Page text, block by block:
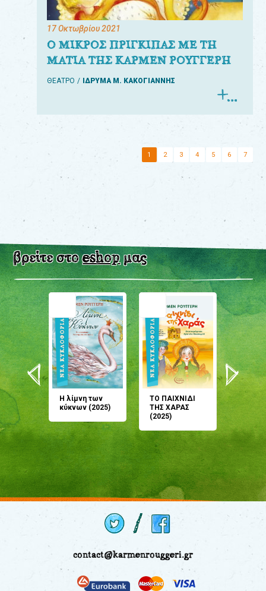
17 Οκτωβρίου 2021
Ο ΜΙΚΡΟΣ ΠΡΙΓΚΙΠΑΣ ΜΕ ΤΗ
ΜΑΤΙΑ ΤΗΣ ΚΑΡΜΕΝ ΡΟΥΓΓΕΡΗ
ΘΕΑΤΡΟ ΙΔΡΥΜΑ Μ. ΚΑΚΟΓΙΑΝΝΗΣ
1 2 3 4 5 6 7
βρείτε στοeshopμας
Η λίμνη των
κύκνων (2025)
ΤΟ ΠΑΙΧΝΙΔΙ
ΤΗΣ ΧΑΡΑΣ
(2025)
μου;
(2024)
contact@karmenrouggeri.gr